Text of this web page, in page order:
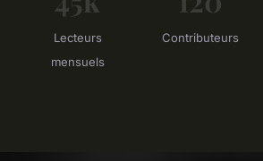
Lecteurs
mensuels
Contributeurs